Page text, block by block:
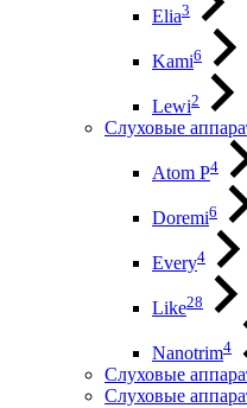
Elia3
Kami6
Lewi2
Слуховые
Atom P4
Doremi6
Every4
Like28
Nanotrim4
Слуховые
Слуховые